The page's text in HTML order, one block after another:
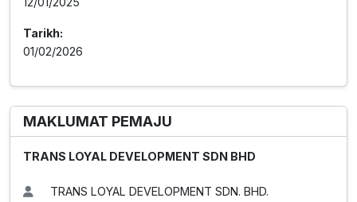
Tarikh:
01/02/2026
MAKLUMAT PEMAJU
TRANS LOYAL DEVELOPMENT SDN BHD
TRANS LOYAL DEVELOPMENT SDN. BHD.